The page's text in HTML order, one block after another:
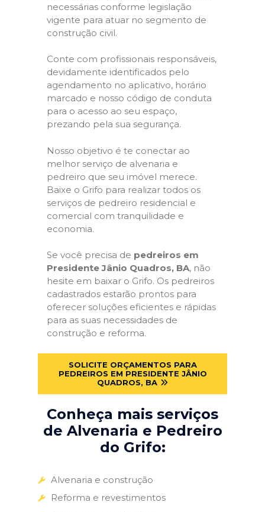
necessárias conforme legislação
vigente para atuar no segmento de
construção civil.
Conte com profissionais responsáveis,
devidamente identificados pelo
agendamento no aplicativo, horário
marcado e nosso código de conduta
para o acesso ao seu espaço,
prezando pela sua segurança.
Nosso objetivo é te conectar ao
melhor serviço de alvenaria e
pedreiro que seu imóvel merece.
Baixe o Grifo para realizar todos os
serviços de pedreiro residencial e
comercial com tranquilidade e
economia.
Se você precisa de pedreiros em
Presidente Jânio Quadros, BA, não
hesite em baixar o Grifo. Os pedreiros
cadastrados estarão prontos para
oferecer soluções eficientes e rápidas
para as suas necessidades de
construção e reforma.
SOLICITE ORÇAMENTOS PARA
PEDREIROS EM PRESIDENTE JÂNIO
QUADROS, BA
Conheça mais serviços
de Alvenaria e Pedreiro
do Grifo:
Alvenaria e construção
Reforma e revestimentos